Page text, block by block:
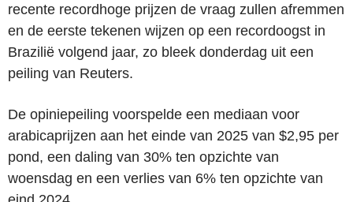
recente recordhoge prijzen de vraag zullen afremmen
en de eerste tekenen wijzen op een recordoogst in
Brazilië volgend jaar, zo bleek donderdag uit een
peiling van Reuters.
De opiniepeiling voorspelde een mediaan voor
arabicaprijzen aan het einde van 2025 van $2,95 per
pond, een daling van 30% ten opzichte van
woensdag en een verlies van 6% ten opzichte van